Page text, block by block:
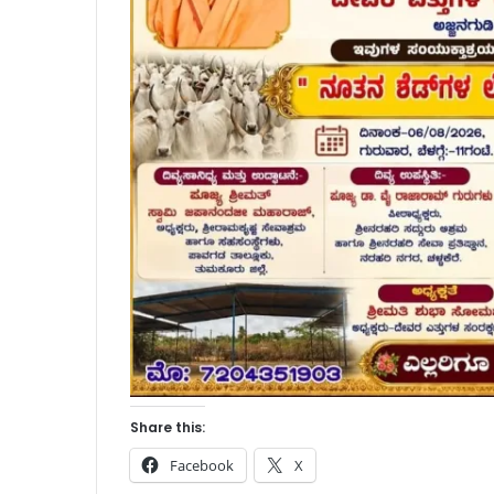
Share this:
Facebook X